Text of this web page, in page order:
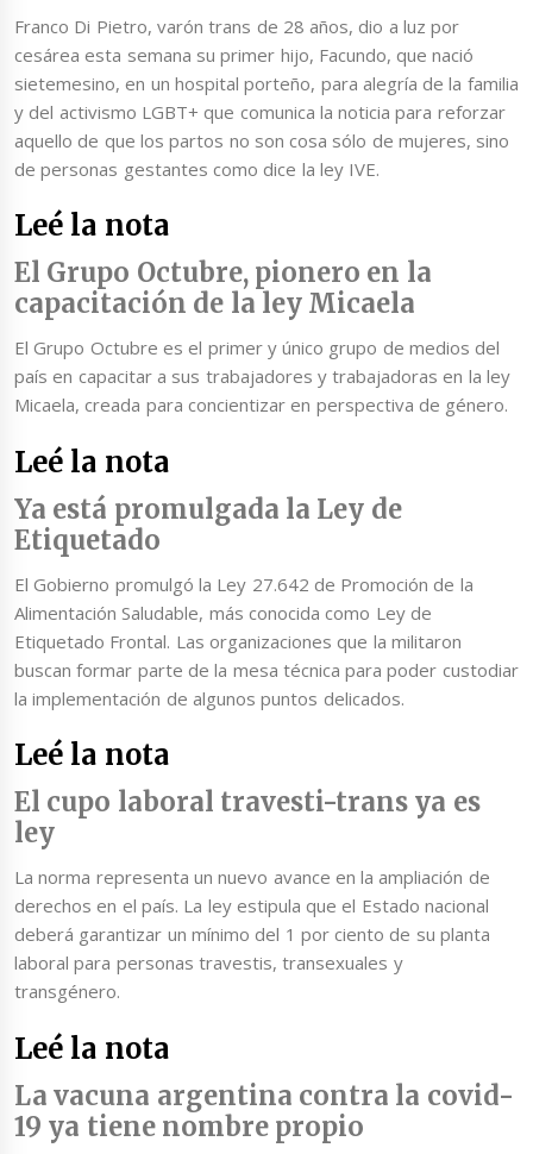
Franco Di Pietro, varón trans de 28 años, dio a luz por
cesárea esta semana su primer hijo, Facundo, que nació
sietemesino, en un hospital porteño, para alegría de la familia
y del activismo LGBT+ que comunica la noticia para reforzar
aquello de que los partos no son cosa sólo de mujeres, sino
de personas gestantes como dice la ley IVE.
Leé la nota
El Grupo Octubre, pionero en la
capacitación de la ley Micaela
El Grupo Octubre es el primer y único grupo de medios del
país en capacitar a sus trabajadores y trabajadoras en la ley
Micaela, creada para concientizar en perspectiva de género.
Leé la nota
Ya está promulgada la Ley de
Etiquetado
El Gobierno promulgó la Ley 27.642 de Promoción de la
Alimentación Saludable, más conocida como Ley de
Etiquetado Frontal. Las organizaciones que la militaron
buscan formar parte de la mesa técnica para poder custodiar
la implementación de algunos puntos delicados.
Leé la nota
El cupo laboral travesti-trans ya es
ley
La norma representa un nuevo avance en la ampliación de
derechos en el país. La ley estipula que el Estado nacional
deberá garantizar un mínimo del 1 por ciento de su planta
laboral para personas travestis, transexuales y
transgénero.
Leé la nota
La vacuna argentina contra la covid-
19 ya tiene nombre propio